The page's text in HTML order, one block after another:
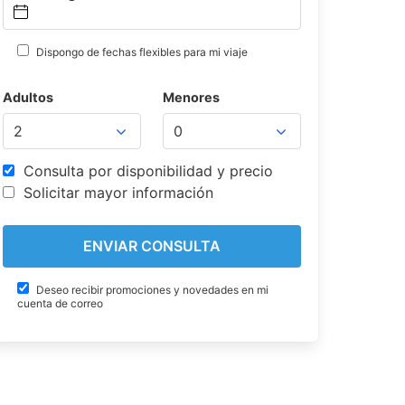
Dispongo de fechas flexibles para mi viaje
Adultos Menores
Consulta por disponibilidad y precio
Solicitar mayor información
Deseo recibir promociones y novedades en mi
cuenta de correo